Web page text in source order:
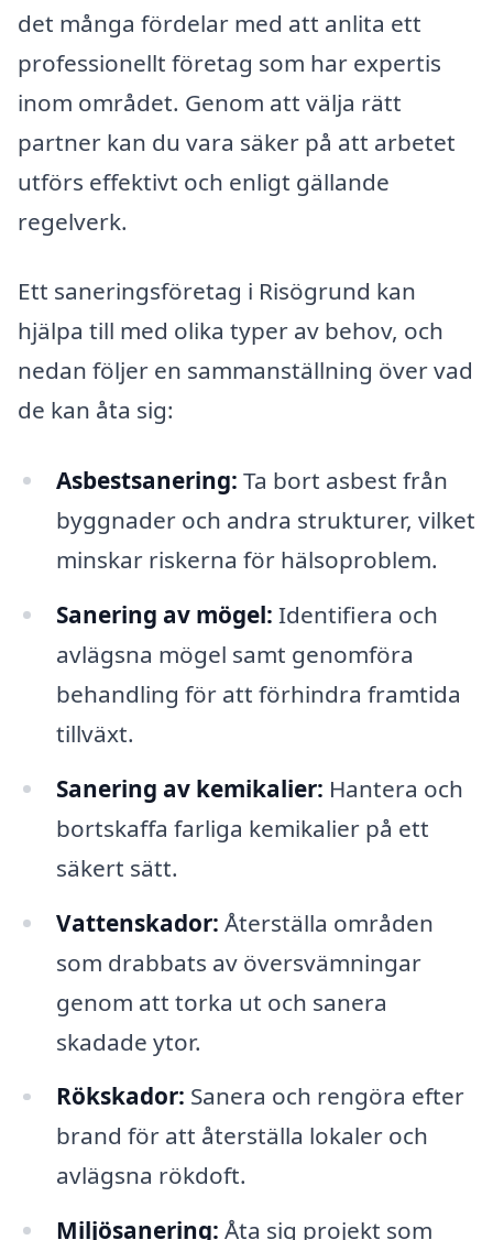
det många fördelar med att anlita ett
professionellt företag som har expertis
inom området. Genom att välja rätt
partner kan du vara säker på att arbetet
utförs effektivt och enligt gällande
regelverk.
Ett saneringsföretag i Risögrund kan
hjälpa till med olika typer av behov, och
nedan följer en sammanställning över vad
de kan åta sig:
Asbestsanering: Ta bort asbest från
byggnader och andra strukturer, vilket
minskar riskerna för hälsoproblem.
Sanering av mögel: Identifiera och
avlägsna mögel samt genomföra
behandling för att förhindra framtida
tillväxt.
Sanering av kemikalier: Hantera och
bortskaffa farliga kemikalier på ett
säkert sätt.
Vattenskador: Återställa områden
som drabbats av översvämningar
genom att torka ut och sanera
skadade ytor.
Rökskador: Sanera och rengöra efter
brand för att återställa lokaler och
avlägsna rökdoft.
Miljösanering: Åta sig projekt som